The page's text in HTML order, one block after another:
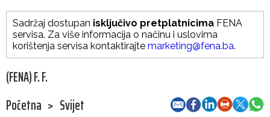
Sadržaj dostupan isključivo pretplatnicima FENA
servisa. Za više informacija o načinu i uslovima
korištenja servisa kontaktirajte marketing@fena.ba.
(FENA) F. F.
Početna > Svijet